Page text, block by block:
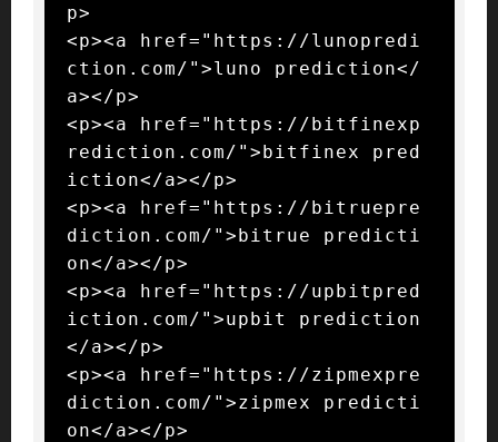
p>
<p><a href="https://lunopredi
ction.com/">luno prediction</
a></p>
<p><a href="https://bitfinexp
rediction.com/">bitfinex pred
iction</a></p>
<p><a href="https://bitruepre
diction.com/">bitrue predicti
on</a></p>
<p><a href="https://upbitpred
iction.com/">upbit prediction
</a></p>
<p><a href="https://zipmexpre
diction.com/">zipmex predicti
on</a></p>